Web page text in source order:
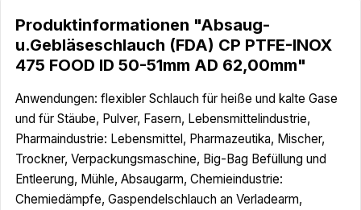
Produktinformationen "Absaug-
u.Gebläseschlauch (FDA) CP PTFE-INOX
475 FOOD ID 50-51mm AD 62,00mm"
Anwendungen: flexibler Schlauch für heiße und kalte Gase
und für Stäube, Pulver, Fasern, Lebensmittelindustrie,
Pharmaindustrie: Lebensmittel, Pharmazeutika, Mischer,
Trockner, Verpackungsmaschine, Big-Bag Befüllung und
Entleerung, Mühle, Absaugarm, Chemieindustrie:
Chemiedämpfe, Gaspendelschlauch an Verladearm,